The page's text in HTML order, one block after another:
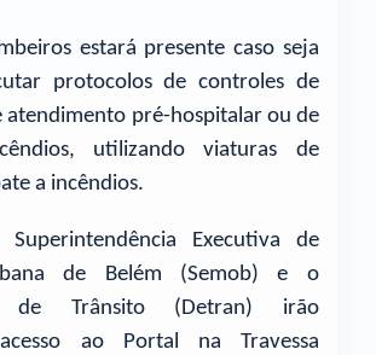
estará presente caso seja
protocolos de controles de
atendimento pré-hospitalar ou de
utilizando viaturas de
a incêndios.
Executiva de
de Belém (Semob) e o
de Trânsito (Detran) irão
ao Portal na Travessa